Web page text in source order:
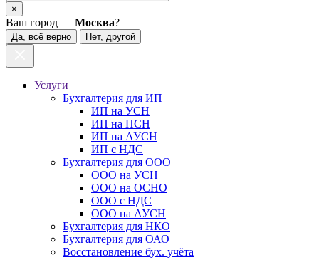
×
Ваш город — Москва?
Да, всё верно Нет, другой
Услуги
Бухгалтерия для ИП
ИП на УСН
ИП на ПСН
ИП на АУСН
ИП с НДС
Бухгалтерия для ООО
ООО на УСН
ООО на ОСНО
ООО с НДС
ООО на АУСН
Бухгалтерия для НКО
Бухгалтерия для ОАО
Восстановление бух. учёта